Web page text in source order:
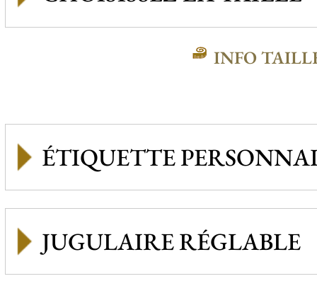
INFO
ÉTIQUETTE
JUGULAIRE RÉGLABLE